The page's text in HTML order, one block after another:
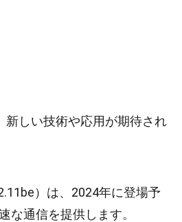
新しい技術や応用が期待され
）は、2024年に登場予
な通信を提供します。